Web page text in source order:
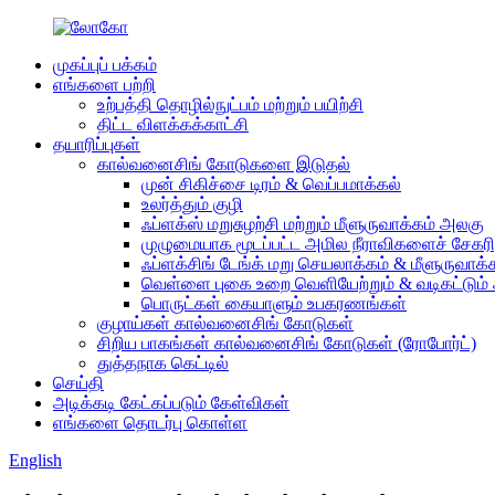
முகப்புப் பக்கம்
எங்களை பற்றி
உற்பத்தி தொழில்நுட்பம் மற்றும் பயிற்சி
திட்ட விளக்கக்காட்சி
தயாரிப்புகள்
கால்வனைசிங் கோடுகளை இடுதல்
முன் சிகிச்சை டிரம் & வெப்பமாக்கல்
உலர்த்தும் குழி
ஃப்ளக்ஸ் மறுசுழற்சி மற்றும் மீளுருவாக்கம் அலகு
முழுமையாக மூடப்பட்ட அமில நீராவிகளைச்
ஃப்ளக்சிங் டேங்க் மறு செயலாக்கம் &
வெள்ளை புகை உறை வெளியேற்றும் & வடிகட்டும்
பொருட்கள் கையாளும் உபகரணங்கள்
குழாய்கள் கால்வனைசிங் கோடுகள்
சிறிய பாகங்கள் கால்வனைசிங் கோடுகள் (ரோபோர்ட்)
துத்தநாக கெட்டில்
செய்தி
அடிக்கடி கேட்கப்படும் கேள்விகள்
எங்களை தொடர்பு கொள்ள
English